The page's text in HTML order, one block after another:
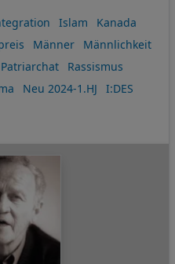
Islam
Kanada
Männer
Männlichkeit
Patriarchat
Rassismus
Neu 2024-1.HJ
I:DES